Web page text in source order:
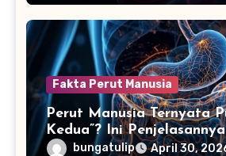
Fakta Perut Manusia
Perut Manusia Ternyata
Kedua”? Ini Penjelasannya
bungatulip April 30,